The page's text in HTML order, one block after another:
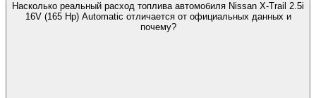
Насколько реальный расход топлива автомобиля Nissan X-Trail 2.5i
16V (165 Hp) Automatic отличается от официальных данных и
почему?